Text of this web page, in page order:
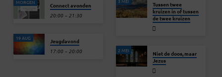
MORGEN Connect avonden
20:00 – 21:30
19 AUG Jeugdavond
17:00 – 20:00
Tussen twee
kruizen in of tussen
de twee kruizen
2 MEI
Niet de doos, maar
Jezus